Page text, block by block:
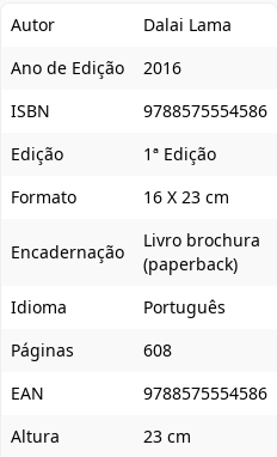
Autor
Dalai Lama
Ano de Edição
2016
ISBN
9788575554586
Edição
1ª Edição
Formato
16 X 23 cm
Encadernação
Livro brochura
(paperback)
Idioma
Português
Páginas
608
EAN
9788575554586
Altura
23 cm